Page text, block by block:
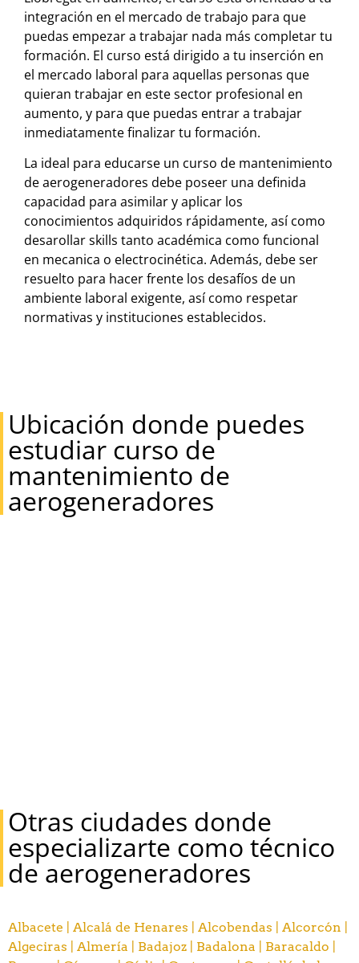
integración en el mercado de trabajo para que
puedas empezar a trabajar nada más completar tu
formación. El curso está dirigido a tu inserción en
el mercado laboral para aquellas personas que
quieran trabajar en este sector profesional en
aumento, y para que puedas entrar a trabajar
inmediatamente finalizar tu formación.
La ideal para educarse un curso de mantenimiento
de aerogeneradores debe poseer una definida
capacidad para asimilar y aplicar los
conocimientos adquiridos rápidamente, así como
desarollar skills tanto académica como funcional
en mecanica o electrocinética. Además, debe ser
resuelto para hacer frente los desafíos de un
ambiente laboral exigente, así como respetar
normativas y instituciones establecidos.
Ubicación donde puedes
estudiar curso de
mantenimiento de
aerogeneradores
Otras ciudades donde
especializarte como técnico
de aerogeneradores
Albacete | Alcalá de Henares | Alcobendas | Alcorcón |
Algeciras | Almería | Badajoz | Badalona | Baracaldo |